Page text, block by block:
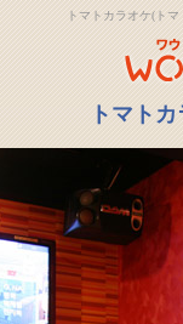
トマトカラオケ(ト
トマト